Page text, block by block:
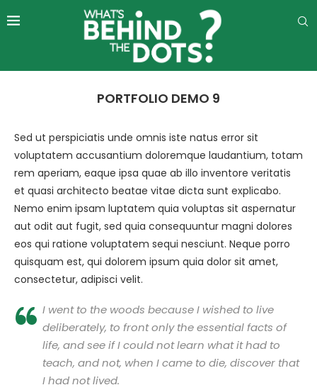
PORTFOLIO DEMO 9
Sed ut perspiciatis unde omnis iste natus error sit
voluptatem accusantium doloremque laudantium, totam
rem aperiam, eaque ipsa quae ab illo inventore veritatis
et quasi architecto beatae vitae dicta sunt explicabo.
Nemo enim ipsam luptatem quia voluptas sit aspernatur
aut odit aut fugit, sed quia consequuntur magni dolores
eos qui ratione voluptatem sequi nesciunt. Neque porro
quisquam est, qui dolorem ipsum quia dolor sit amet,
consectetur, adipisci velit.
I went to the woods because I wished to live
deliberately, to front only the essential facts of
life, and see if I could not learn what it had to
teach, and not, when I came to die, discover that
I had not lived.